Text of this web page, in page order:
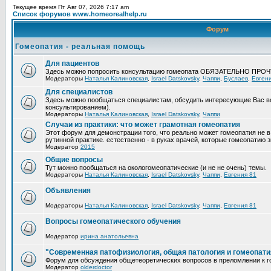
Текущее время Пт Авг 07, 2026 7:17 am
Список форумов www.homeorealhelp.ru
Форум
Гомеопатия - реальная помощь
Для пациентов
Здесь можно попросить консультацию гомеопата ОБЯЗАТЕЛЬНО
Модераторы Наталья Калиновская Israel Datskovsky, Чаппи Буслаев
Для специалистов
Здесь можно пообщаться специалистам, обсудить интересующие Вас
консультированием).
Модераторы Наталья Калиновская Israel Datskovsky, Чаппи
Случаи из практики: что может грамотная гомеопатия
Этот форум для демонстрации того, что реально может гомеопатия не
рутинной практике. естественно - в руках врачей, которые гомеопатию
Модератор 2015
Общие вопросы
Тут можно пообщаться на окологомеопатические (и не не очень) темы.
Модераторы Наталья Калиновская Israel Datskovsky, Чаппи Евгения 81
Объявления
Модераторы Наталья Калиновская Israel Datskovsky, Чаппи Евгения 81
Вопросы гомеопатического обучения
Модератор ирина анатольевна
"Современная патофизиология, общая патология и
Форум для обсуждения общетеоретических вопросов в преломлении к
Модератор olderdoctor